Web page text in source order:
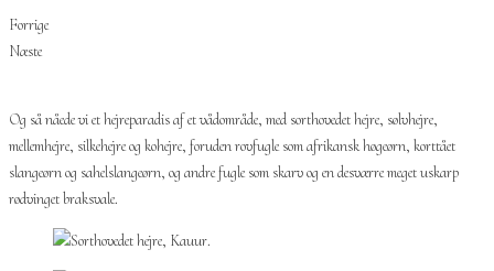
Forrige
Næste
Og så nåede vi et hejreparadis af et vådområde, med sorthovedet hejre, sølvhejre,
mellemhejre, silkehejre og kohejre, foruden rovfugle som afrikansk høgeørn, korttået
slangeørn og sahelslangeørn, og andre fugle som skarv og en desværre meget uskarp
rødvinget braksvale.